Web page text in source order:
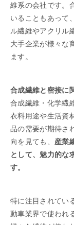
維系の会社です。
いることもあって
ル繊維やアクリル
大手企業が様々な
ます。
合成繊維と密接に
合成繊維・化学繊
衣料用途や生活資
品の需要が期待さ
向を見ても、 産業
として、魅力的な
す。
特に注目されてい
動車業界で使われ